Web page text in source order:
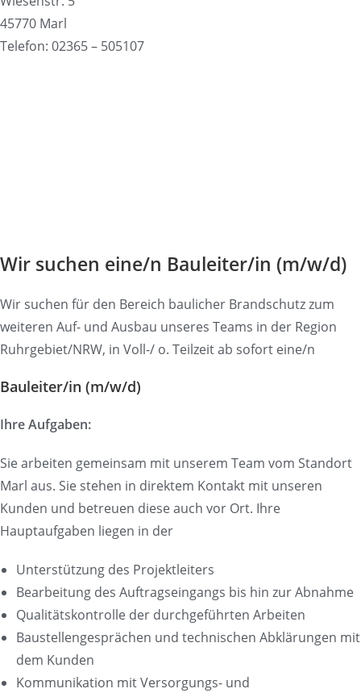
45770 Marl
Telefon: 02365 – 505107
Wir suchen eine/n Bauleiter/in (m/w/d)
Wir suchen für den Bereich baulicher Brandschutz zum
weiteren Auf- und Ausbau unseres Teams in der Region
Ruhrgebiet/NRW, in Voll-/ o. Teilzeit ab sofort eine/n
Bauleiter/in (m/w/d)
Ihre Aufgaben:
Sie arbeiten gemeinsam mit unserem Team vom Standort
Marl aus. Sie stehen in direktem Kontakt mit unseren
Kunden und betreuen diese auch vor Ort. Ihre
Hauptaufgaben liegen in der
Unterstützung des Projektleiters
Bearbeitung des Auftragseingangs bis hin zur Abnahme
Qualitätskontrolle der durchgeführten Arbeiten
Baustellengesprächen und technischen Abklärungen mit
dem Kunden
Kommunikation mit Versorgungs- und